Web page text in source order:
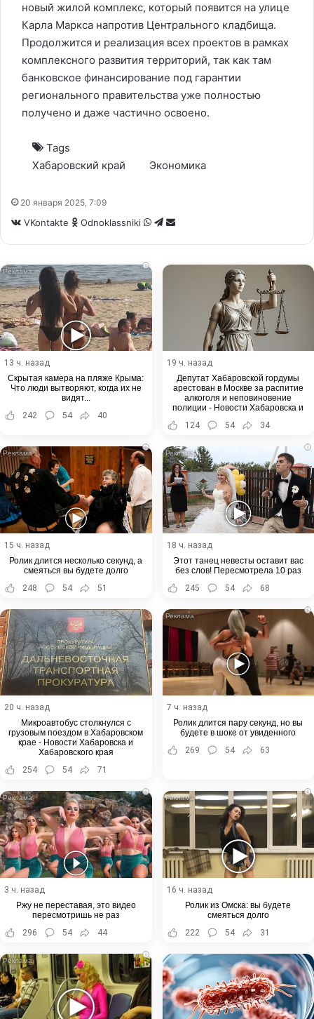
новый жилой комплекс, который появится на улице
Карла Маркса напротив Центрального кладбища.
Продолжится и реализация всех проектов в рамках
комплексного развития территорий, так как там
банковское финансирование под гарантии
регионального правительства уже полностью
получено и даже частично освоено.
Tags
Хабаровский край
Экономика
20 января 2025, 7:09
VKontakte Odnoklassniki WhatsApp
Telegram
Share
i
13 ч. назад
Скрытая камера на пляже Крыма:
Что люди вытворяют, когда их не
видят...
242
54 40
19 ч. назад
Депутат Хабаровской гордумы
арестован в Москве за распитие
алкоголя и неповиновение
полиции - Новости Хабаровска и
124 54 34
i
15 ч. назад
Ролик длится несколько секунд, а
смеяться вы будете долго
248
54 51
i
18 ч. назад
Этот танец невесты оставит вас
без слов! Пересмотрела 10 раз
245
54 68
20 ч. назад
Микроавтобус столкнулся с
грузовым поездом в Хабаровском
крае - Новости Хабаровска и
Хабаровского края
254
54 71
i
7 ч. назад
Ролик длится пару секунд, но вы
будете в шоке от увиденного
269
54 63
i
3 ч. назад
Ржу не переставая, это видео
пересмотришь не раз
296
54 44
i
16 ч. назад
Ролик из Омска: вы будете
смеяться долго
222
54 31
i